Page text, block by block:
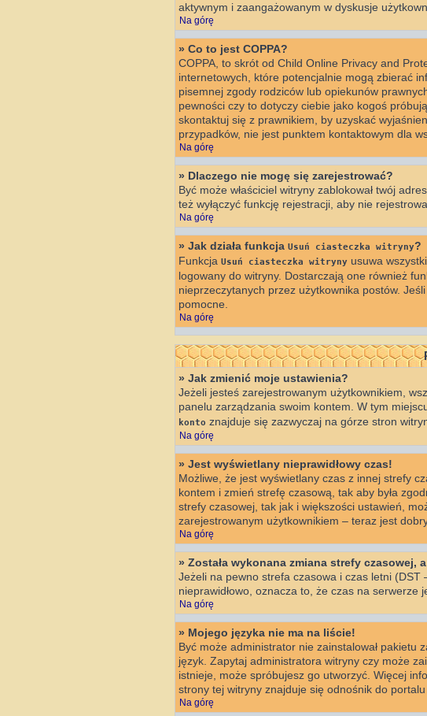
aktywnym i zaangażowanym w dyskusje
Na górę
» Co to jest COPPA?
COPPA, to skrót od Child Online Privacy and
internetowych, które potencjalnie mogą zbierać
pisemnej zgody rodziców lub opiekunów
pewności czy to dotyczy ciebie jako kogoś
skontaktuj się z prawnikiem, by uzyskać
przypadków, nie jest punktem kontaktowym dla
Na górę
» Dlaczego nie mogę się zarejestrować?
Być może właściciel witryny zablokował twój
też wyłączyć funkcję rejestracji, aby nie
Na górę
» Jak działa funkcja Usuń ciasteczka witryny?
Funkcja Usuń ciasteczka witryny usuwa
logowany do witryny. Dostarczają one również
nieprzeczytanych przez użytkownika postów.
pomocne.
Na górę
» Jak zmienić moje ustawienia?
Jeżeli jesteś zarejestrowanym użytkownikiem,
panelu zarządzania swoim kontem. W tym
konto znajduje się zazwyczaj na górze stron
Na górę
» Jest wyświetlany nieprawidłowy czas!
Możliwe, że jest wyświetlany czas z innej strefy
kontem i zmień strefę czasową, tak aby była
strefy czasowej, tak jak i większości ustawień,
zarejestrowanym użytkownikiem – teraz jest
Na górę
» Została wykonana zmiana strefy czasowej,
Jeżeli na pewno strefa czasowa i czas letni (DST
nieprawidłowo, oznacza to, że czas na serwerze
Na górę
» Mojego języka nie ma na liście!
Być może administrator nie zainstalował pakietu
język. Zapytaj administratora witryny czy może
istnieje, może spróbujesz go utworzyć. Więcej
strony tej witryny znajduje się odnośnik do
Na górę